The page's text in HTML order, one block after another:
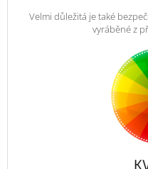
Velmi důležitá je také
vyráběné z